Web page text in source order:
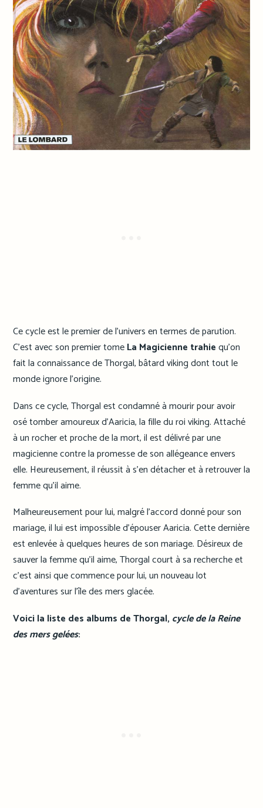
Ce cycle est le premier de l’univers en termes de parution.
C’est avec son premier tomeLa Magicienne trahiequ’on
fait la connaissance de Thorgal, bâtard viking dont tout le
monde ignore l’origine.
Dans ce cycle, Thorgal est condamné à mourir pour avoir
osé tomber amoureux d’Aaricia, la fille du roi viking. Attaché
à un rocher et proche de la mort, il est délivré par une
magicienne contre la promesse de son allégeance envers
elle. Heureusement, il réussit à s’en détacher et à retrouver la
femme qu’il aime.
Malheureusement pour lui, malgré l’accord donné pour son
mariage, il lui est impossible d’épouser Aaricia. Cette dernière
est enlevée à quelques heures de son mariage. Désireux de
sauver la femme qu’il aime, Thorgal court à sa recherche et
c’est ainsi que commence pour lui, un nouveau lot
d’aventures sur l’île des mers glacée.
Voici la liste des albums de Thorgal, cycle de la Reine
des mers gelées: